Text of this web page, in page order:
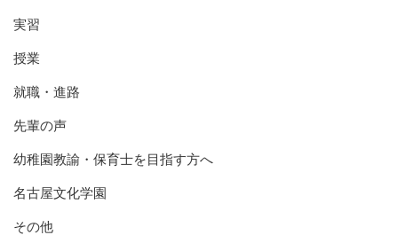
実習
授業
就職・進路
先輩の声
幼稚園教諭・保育士を目指す方へ
名古屋文化学園
その他